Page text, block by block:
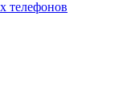
телефонов